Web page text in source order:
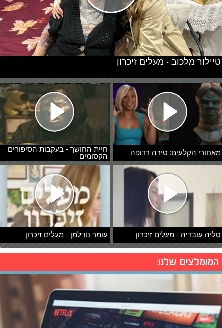
מאחורי הקלעים: טירה רדופה
חיית החושך - בעקבות הסיפורים
הקסומים
טליה עובדיה - מעלים זיכרון עומר נודלמן - מעלים זיכרון
טיילור מלכוב - מעלים זיכרון
המומלצים שלנו: